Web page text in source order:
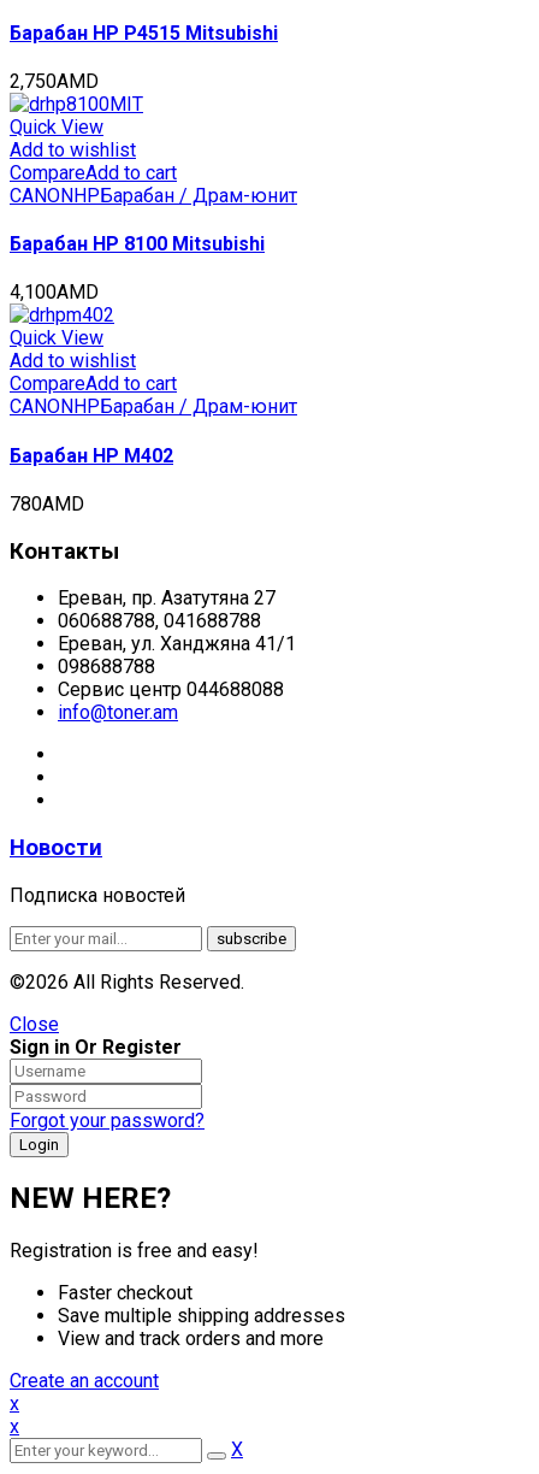
Барабан HP P4515 Mitsubishi
2,750AMD
Quick View
Add to wishlist
CompareAdd to cart
CANONHPБарабан / Драм-юнит
Барабан HP 8100 Mitsubishi
4,100AMD
Quick View
Add to wishlist
CompareAdd to cart
CANON HP Барабан / Драм-юнит
Барабан HP M402
780AMD
Контакты
Ереван, пр. Азатутяна 27
060688788, 041688788
Ереван, ул. Ханджяна 41/1
098688788
Сервис центр 044688088
info@toner.am
Новости
Подписка новостей
©2026 All Rights Reserved.
Close
Sign in Or Register
Forgot your password?
NEW HERE?
Registration is free and easy!
Faster checkout
Save multiple shipping addresses
View and track orders and more
Create an account
x
x
X